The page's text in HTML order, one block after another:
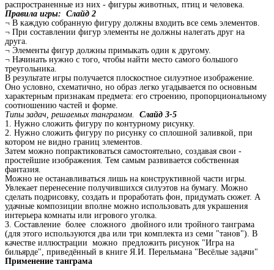
распространенные из них - фигуры животных, птиц и человека.
Правила игры: Слайд 2
¬ В каждую собранную фигуру должны входить все семь элементов.
¬ При составлении фигур элементы не должны налегать друг на
друга.
¬ Элементы фигур должны примыкать один к другому.
¬ Начинать нужно с того, чтобы найти место самого большого
треугольника.
В результате игры получается плоскостное силуэтное изображение.
Оно условно, схематично, но образ легко угадывается по основным
характерным признакам предмета: его строению, пропорциональному
соотношению частей и форме.
Типы задач, решаемых танграмом. Слайд 3-5
1. Нужно сложить фигуру по контурному рисунку.
2. Нужно сложить фигуру по рисунку со сплошной заливкой, при
котором не видно границ элементов.
Затем можно попрактиковаться самостоятельно, создавая свои -
простейшие изображения. Тем самым развивается собственная
фантазия.
Можно не останавливаться лишь на конструктивной части игры.
Увлекает перенесение получившихся силуэтов на бумагу. Можно
сделать подрисовку, создать и проработать фон, придумать сюжет. А
удачные композиции вполне можно использовать для украшения
интерьера комнаты или игрового уголка.
3. Составление более сложного двойного или тройного танграма
(для этого используются два или три комплекта из семи "танов"). В
качестве иллюстрации можно предложить рисунок "Игра на
бильярде", приведённый в книге Я.И. Перельмана "Весёлые задачи"
Применение танграма